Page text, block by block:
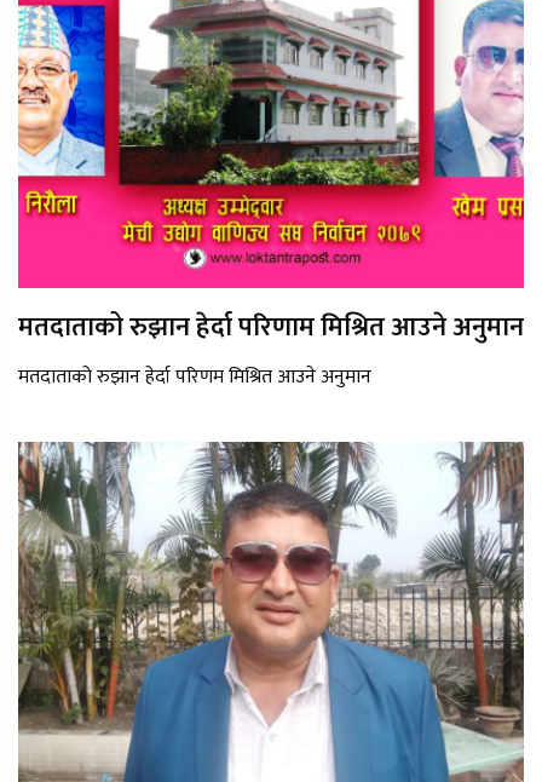
मतदाताको रुझान हेर्दा परिणाम मिश्रित आउने अनुमान
मतदाताको रुझान हेर्दा परिणम मिश्रित आउने अनुमान